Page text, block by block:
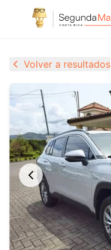
Volver a resultados